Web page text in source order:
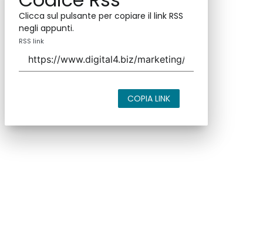
Clicca sul pulsante per copiare il link RSS
negli appunti.
RSS link
COPIA LINK